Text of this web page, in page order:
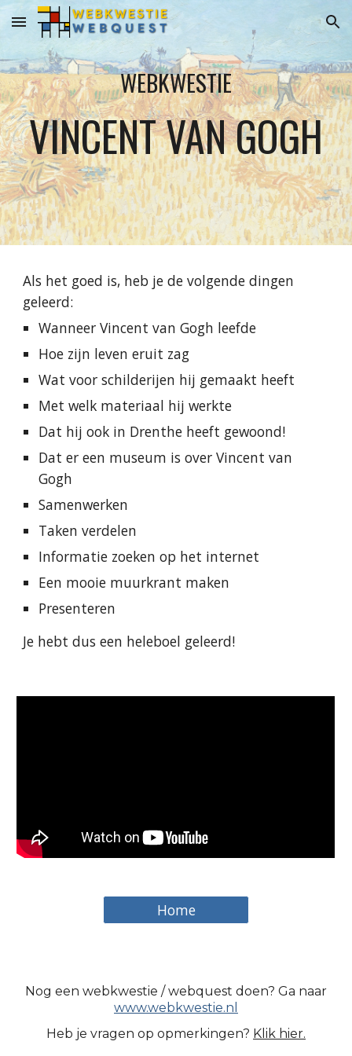
Skip to main content Skip to navigation
WEBKWESTIE
VINCENT VAN GOGH
Als het goed is, heb je de volgende dingen
geleerd:
Wanneer Vincent van Gogh leefde
Hoe zijn leven eruit zag
Wat voor schilderijen hij gemaakt heeft
Met welk materiaal hij werkte
Dat hij ook in Drenthe heeft gewoond!
Dat er een museum is over Vincent van
Gogh
Samenwerken
Taken verdelen
Informatie zoeken op het internet
Een mooie muurkrant maken
Presenteren
Je hebt dus een heleboel geleerd!
Home
Nog een webkwestie / webquest doen? Ga naar
www.webkwestie.nl
Heb je vragen op opmerkingen? Klik hier.